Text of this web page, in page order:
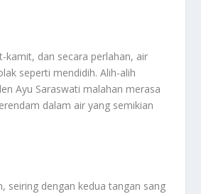
kamit, dan secara perlahan, air
seperti mendidih. Alih-alih
Ayu Saraswati malahan merasa
dalam air yang semikian
seiring dengan kedua tangan sang